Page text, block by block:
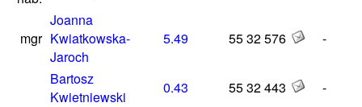
mgr
Joanna
Kwiatkowska-
Jaroch
5.49 55 32 576 -
Bartosz
Kwietniewski
0.43 55 32 443
-